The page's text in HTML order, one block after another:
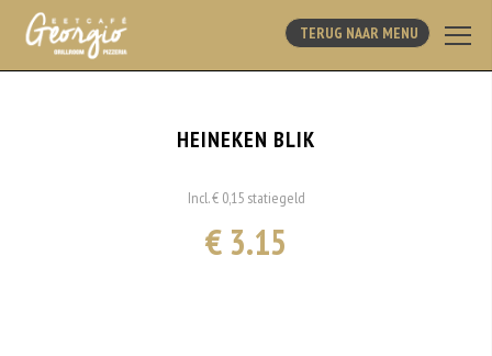
TERUG NAAR MENU
HEINEKEN BLIK
Incl. € 0,15 statiegeld
€ 3.15